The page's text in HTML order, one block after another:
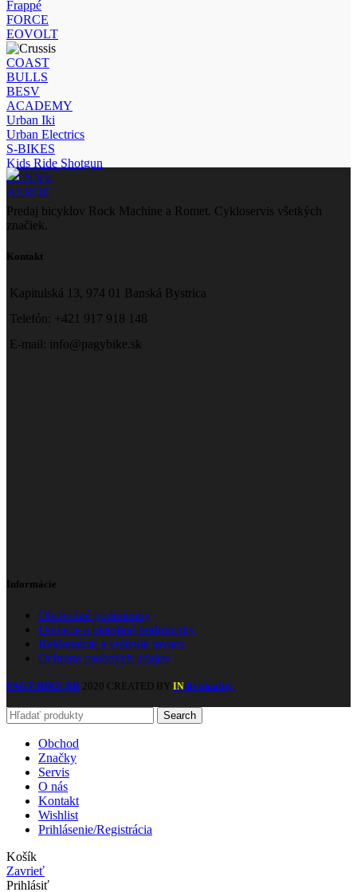
Frappé
FORCE
EOVOLT
COAST
BULLS
BESV
ACADEMY
Urban Iki
Urban Electrics
S-BIKES
Kids Ride Shotgun
KENNY
AEROE
Predaj bicyklov Rock Machine a Romet. Cykloservis všetkých
značiek.
Kontakt
Kapitulská 13, 974 01 Banská Bystrica
Telefón: +421 917 918 148
E-mail: info@pagybike.sk
Informácie
Obchodné podmienky
Dodacie a platobné podmienky
Reklamácie a vrátenie tovaru
Ochrana osobných údajov
PAGY BIKE BB 2020 CREATED BY INdividuality
Search
Obchod
Značky
Servis
O nás
Kontakt
Wishlist
Prihlásenie/Registrácia
Košík
Zavrieť
Prihlásiť